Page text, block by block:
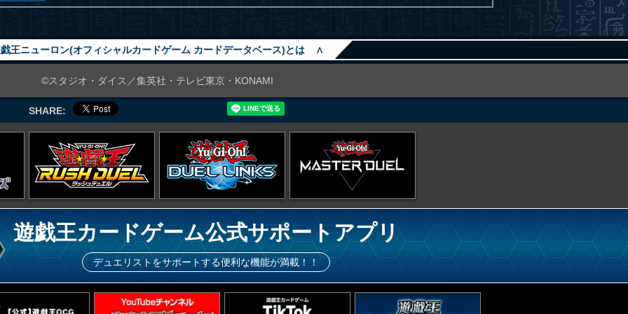
王ニューロン(オフィシャルカードゲーム カードデータベース)とは ∧
©スタジオ・ダイス／集英社・テレビ東京・KONAMI
SHARE:
遊戯王カードゲーム公式サポートアプリ
デュエリストをサポートする便利な機能が満載！！